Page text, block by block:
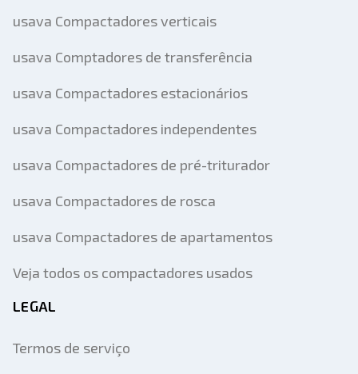
usava Compactadores verticais
usava Comptadores de transferência
usava Compactadores estacionários
usava Compactadores independentes
usava Compactadores de pré-triturador
usava Compactadores de rosca
usava Compactadores de apartamentos
Veja todos os compactadores usados
LEGAL
Termos de serviço